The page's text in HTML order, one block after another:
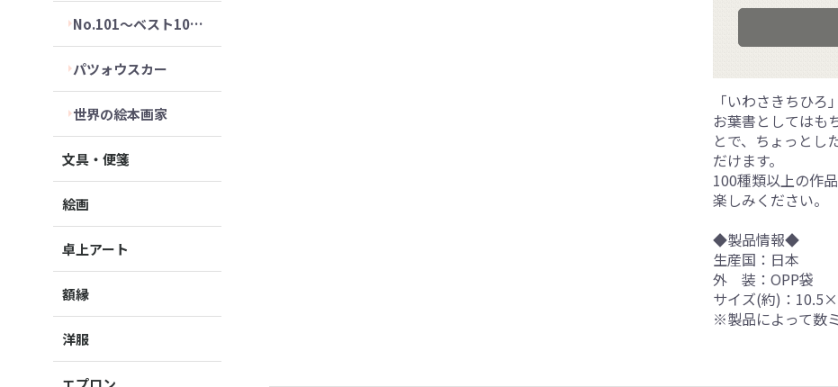
No.101～ベスト10セット
パツォウスカー
世界の絵本画家
文具・便箋
絵画
卓上アート
額縁
洋服
「いわさきちひろ
お葉書としてはも
とで、ちょっとし
だけます。
100種類以上の作
楽しみください。
◆製品情報◆
生産国：日本
外 装：OPP袋
サイズ(約)：
※製品によって数